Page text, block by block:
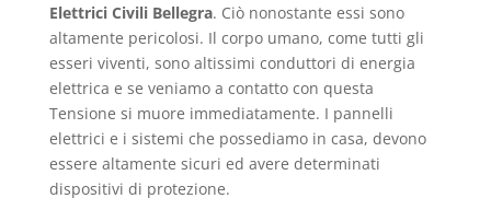
Elettrici Civili Bellegra. Ciò nonostante essi sono
altamente pericolosi. Il corpo umano, come tutti gli
esseri viventi, sono altissimi conduttori di energia
elettrica e se veniamo a contatto con questa
Tensione si muore immediatamente. I pannelli
elettrici e i sistemi che possediamo in casa, devono
essere altamente sicuri ed avere determinati
dispositivi di protezione.